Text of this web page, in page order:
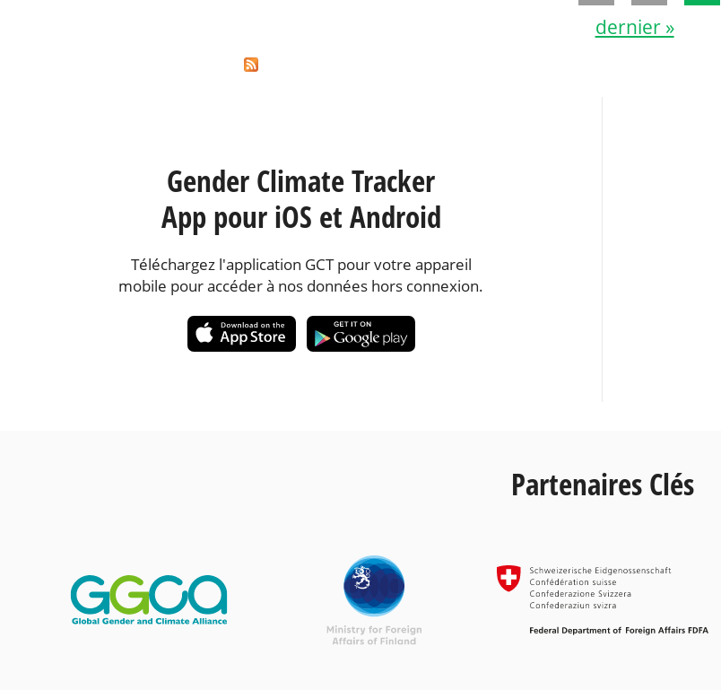
dernier »
Gender Climate Tracker
App pour iOS et Android
Téléchargez l'application GCT pour votre appareil
mobile pour accéder à nos données hors connexion.
Partenaires Clés